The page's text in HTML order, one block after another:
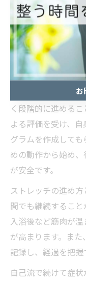
ため、専門家のも
す。利用者からは「
になった」といった
ヘルニア緩和に効
ヘルニア緩和を目
く段階的に進める
よる評価を受け、
グラムを作成して
めの動作から始め
が安全です。
ストレッチの進め
間でも継続するこ
入浴後など筋肉が
が高まります。ま
記録し、経過を把握
自己流で続けて症
お